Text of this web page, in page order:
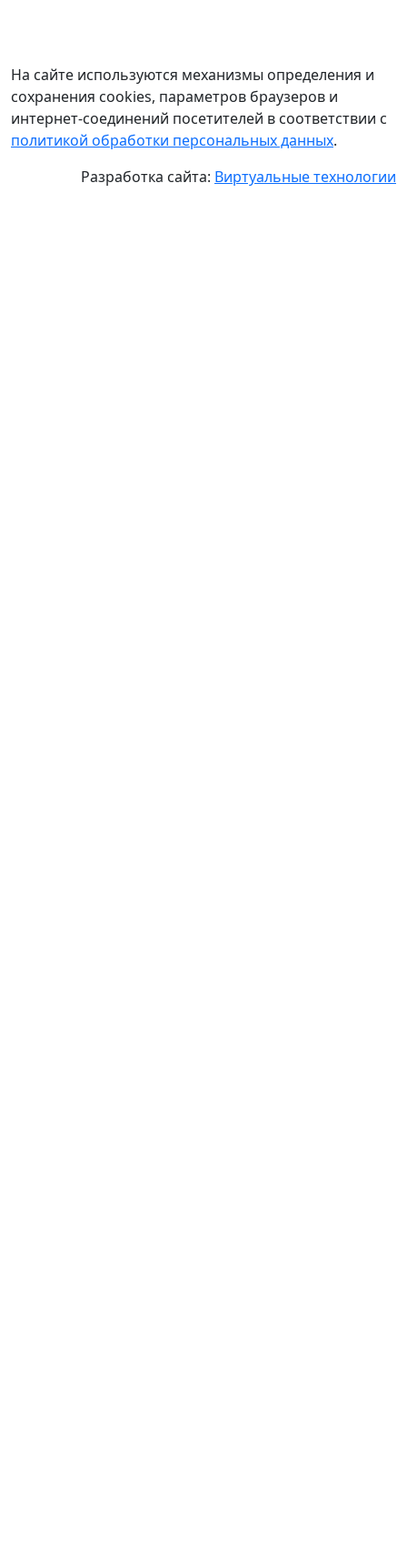
На сайте используются механизмы определения и
сохранения cookies, параметров браузеров и
интернет-соединений посетителей в соответствии с
политикой обработки персональных данных.
Разработка сайта: Виртуальные технологии